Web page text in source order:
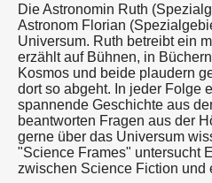
Die Astronomin Ruth
Astronom Florian
Universum. Ruth betreibt ein
erzählt auf Bühnen, in
Kosmos und beide plaudern
dort so abgeht. In jeder Folge
spannende Geschichte aus
beantworten Fragen aus der
gerne über das Universum
"Science Frames" untersucht
zwischen Science Fiction und